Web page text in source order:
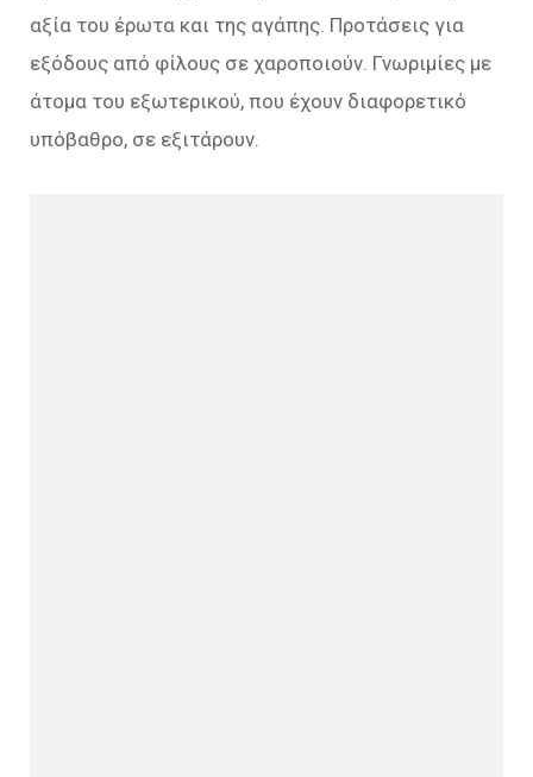
αξία του έρωτα και της αγάπης. Προτάσεις για
εξόδους από φίλους σε χαροποιούν. Γνωριμίες με
άτομα του εξωτερικού, που έχουν διαφορετικό
υπόβαθρο, σε εξιτάρουν.